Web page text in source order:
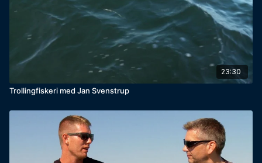
23:30
Trollingfiskeri med Jan Svenstrup